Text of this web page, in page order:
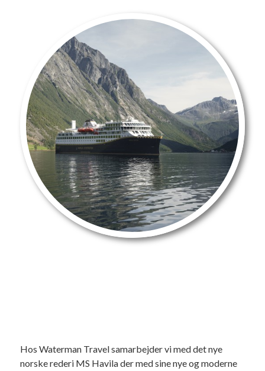
Hos Waterman Travel samarbejder vi med det nye
norske rederi MS Havila der med sine nye og moderne